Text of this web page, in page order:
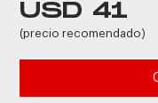
USD 41
(precio recomendado)